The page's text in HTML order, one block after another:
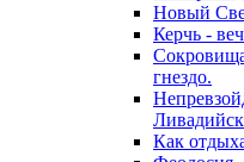
Новый
Керчь -
гнездо.
Как